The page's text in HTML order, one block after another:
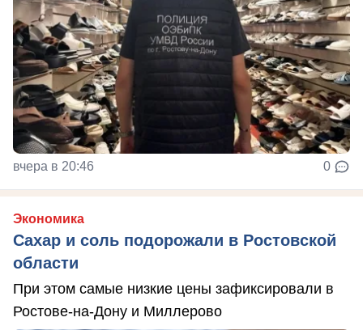
вчера в 20:46 0
Экономика
Сахар и соль подорожали в Ростовской
области
При этом самые низкие цены зафиксировали в
Ростове-на-Дону и Миллерово